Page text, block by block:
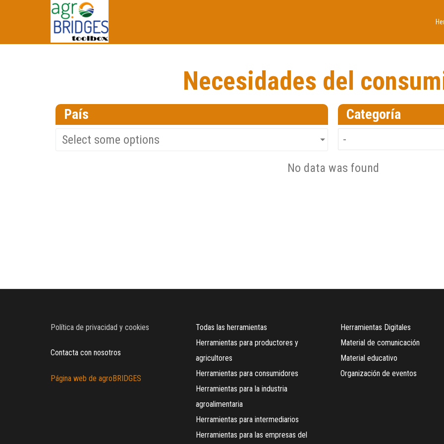
Necesidades del
País
Select some options
Categoría
No data was found
Política de privacidad y cookies
Contacta con nosotros
Página web de agroBRIDGES
Todas las herramientas
Herramientas para productores y
agricultores
Herramientas para consumidores
Herramientas para la industria
agroalimentaria
Herramientas para intermediarios
Herramientas para las empresas del
Herramientas Digitales
Material de comunicación
Material educativo
Organización de eventos